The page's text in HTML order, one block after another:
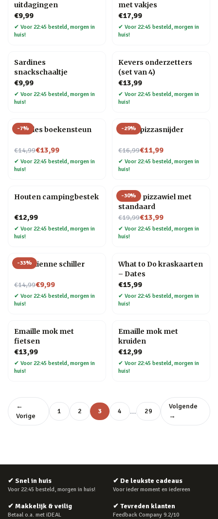
uitdagingen
€9,99
✔ Voor 22:45 besteld, morgen in
huis!
met vakjes
€17,99
✔ Voor 22:45 besteld, morgen in
huis!
Sardines
snackschaaltje
€9,99
✔ Voor 22:45 besteld, morgen in
huis!
Kevers onderzetters
(set van 4)
€13,99
✔ Voor 22:45 besteld, morgen in
huis!
-7%
Noodles boekensteun
€14,99
Nu voor€13,99
✔ Voor 22:45 besteld, morgen in
huis!
-29%
Elpee pizzasnijder
€16,99
Nu voor€11,99
✔ Voor 22:45 besteld, morgen in
huis!
Houten campingbestek
€12,99
✔ Voor 22:45 besteld, morgen in
huis!
-30%
Gitaar pizzawiel met
standaard
€19,99
Nu voor€13,99
✔ Voor 22:45 besteld, morgen in
huis!
-33%
Kat Julienne schiller
€14,99
Nu voor€9,99
✔ Voor 22:45 besteld, morgen in
huis!
What to Do kraskaarten
– Dates
€15,99
✔ Voor 22:45 besteld, morgen in
huis!
Emaille mok met
fietsen
€13,99
✔ Voor 22:45 besteld, morgen in
huis!
Emaille mok met
kruiden
€12,99
✔ Voor 22:45 besteld, morgen in
huis!
←
Vorige
1 2 3 4 … 29
Volgende
→
✔ Snel in huis
Voor 22:45 besteld, morgen in huis!
✔ De leukste cadeaus
Voor ieder moment en iedereen
✔ Makkelijk & veilig
Betaal o.a. met iDEAL
✔ Tevreden klanten
Feedback Company 9.2/10